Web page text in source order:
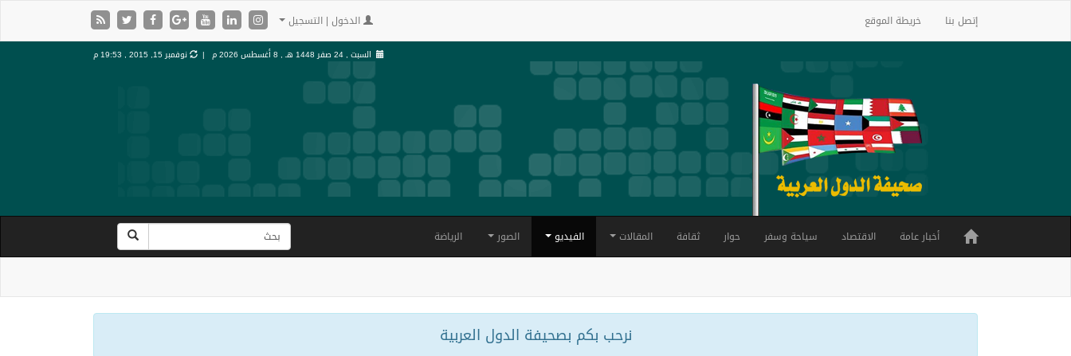
إتصل بنا خريطة الموقع الدخول | التسجيل
السبت , 24 صفر 1448 هـ , 8 أغسطس 2026 م | نوفمبر 15, 2015 , 19:53 م
أخبار عامة الاقتصاد سياحة وسفر حوار ثقافة المقالات الفيديو الصور الرياضة
نرحب بكم بصحيفة الدول العربية